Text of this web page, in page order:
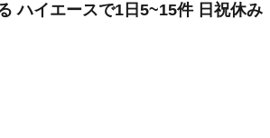
ハイエースで1日5~15件 日祝休み